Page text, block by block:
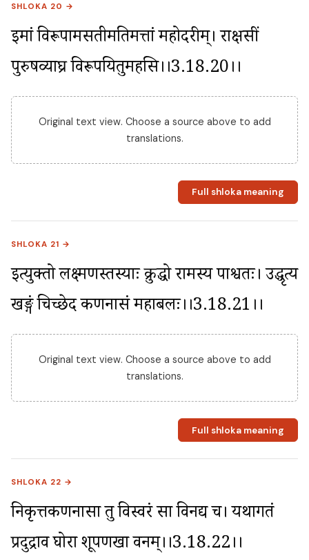
SHLOKA 20 →
इमां विरूपामसतीमतिमत्तां महोदरीम्। राक्षसीं
पुरुषव्याघ्र विरूपयितुमर्हसि।।3.18.20।।
Original text view. Choose a source above to add
translations.
Full shloka meaning
SHLOKA 21 →
इत्युक्तो लक्ष्मणस्तस्याः क्रुद्धो रामस्य पार्श्वतः। उद्धृत्य
खङ्गं चिच्छेद कर्णनासं महाबलः।।3.18.21।।
Original text view. Choose a source above to add
translations.
Full shloka meaning
SHLOKA 22 →
निकृत्तकर्णनासा तु विस्वरं सा विनद्य च। यथागतं
प्रदुद्राव घोरा शूर्पणखा वनम्।।3.18.22।।